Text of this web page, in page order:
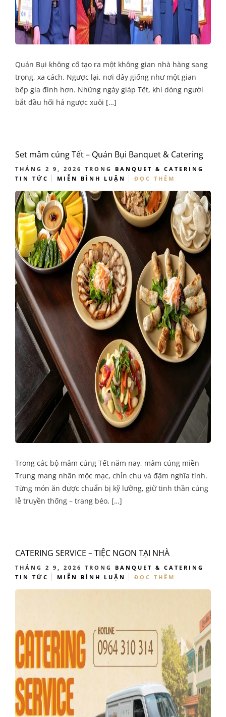
Quán Bụi không cố tạo ra một không gian nhà hàng sang
trọng, xa cách. Ngược lại, nơi đây giống như một gian
bếp gia đình hơn. Những ngày giáp Tết, khi dòng người
bắt đầu hối hả ngược xuôi […]
Set mâm cúng Tết – Quán Bụi Banquet & Catering
THÁNG 2 9, 2026 TRONG BANQUET & CATERING
TIN TỨC
MIỄN BÌNH LUẬN ĐỌC THÊM
Trong các bộ mâm cúng Tết năm nay, mâm cúng miền
Trung mang nhãn mộc mạc, chỉn chu và đậm nghĩa tình.
Từng món ăn được chuẩn bị kỹ lưỡng, giữ tinh thần cúng
lễ truyền thống – trang béo, […]
CATERING SERVICE – TIỆC NGON TẠI NHÀ
THÁNG 2 9, 2026 TRONG BANQUET & CATERING
TIN TỨC
MIỄN BÌNH LUẬN ĐỌC THÊM